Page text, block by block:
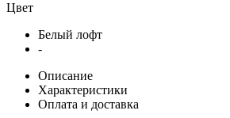
Цвет
Белый лофт
-
Описание
Характеристики
Оплата и доставка